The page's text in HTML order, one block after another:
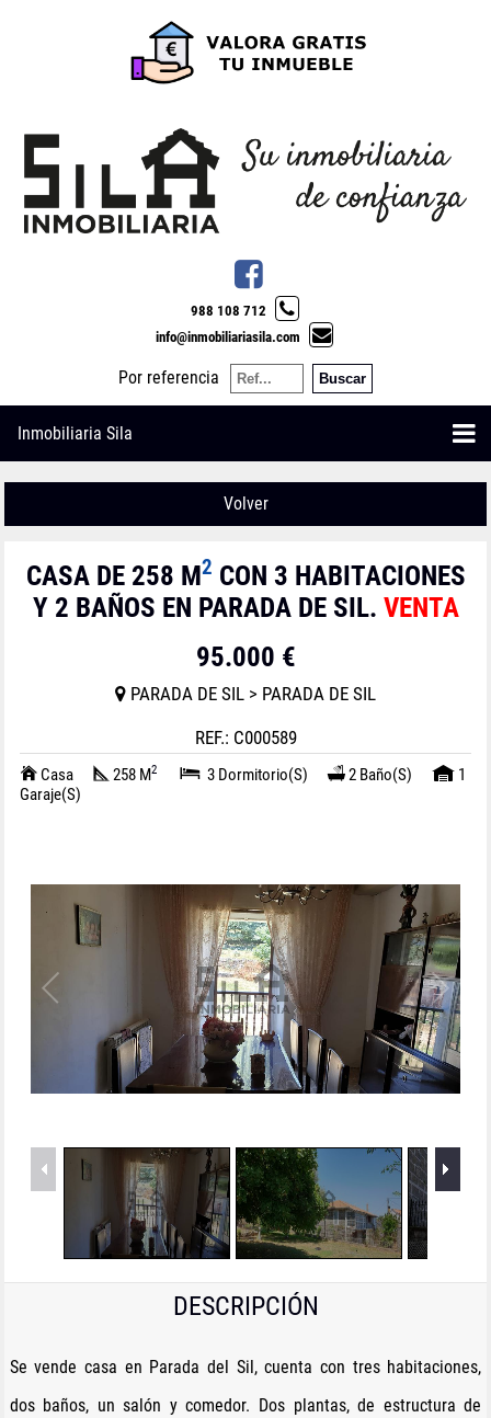
988 108 712
info@inmobiliariasila.com
Inmobiliaria Sila
Por referencia
Volver
CASA DE 258 M2 CON 3 HABITACIONES
Y 2 BAÑOS EN PARADA DE SIL. VENTA
95.000 €
PARADA DE SIL > PARADA DE SIL
REF.: C000589
Casa 258 M2 3 Dormitorio(s) 2 Baño(s)
1
Garaje(s)
DESCRIPCIÓN
Se vende casa en Parada del Sil, cuenta con tres habitaciones,
dos baños, un salón y comedor. Dos plantas, de estructura de